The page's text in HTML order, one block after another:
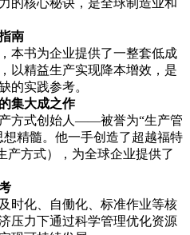
南
本书为企业提供了一整套低成
以精益生产实现降本增效，是
的实践参考。
集大成之作
方式创始人——被誉为“生产管
精髓。他一手创造了超越福特
产方式），为全球企业提供了
时化、自働化、标准作业等核
压力下通过科学管理优化资源